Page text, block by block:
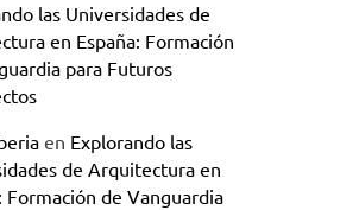
las Universidades de
en España: Formación
para Futuros
en Explorando las
de Arquitectura en
Formación de Vanguardia